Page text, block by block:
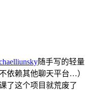
随手写的轻量
依赖其他聊天平台…）
了这个项目就荒废了